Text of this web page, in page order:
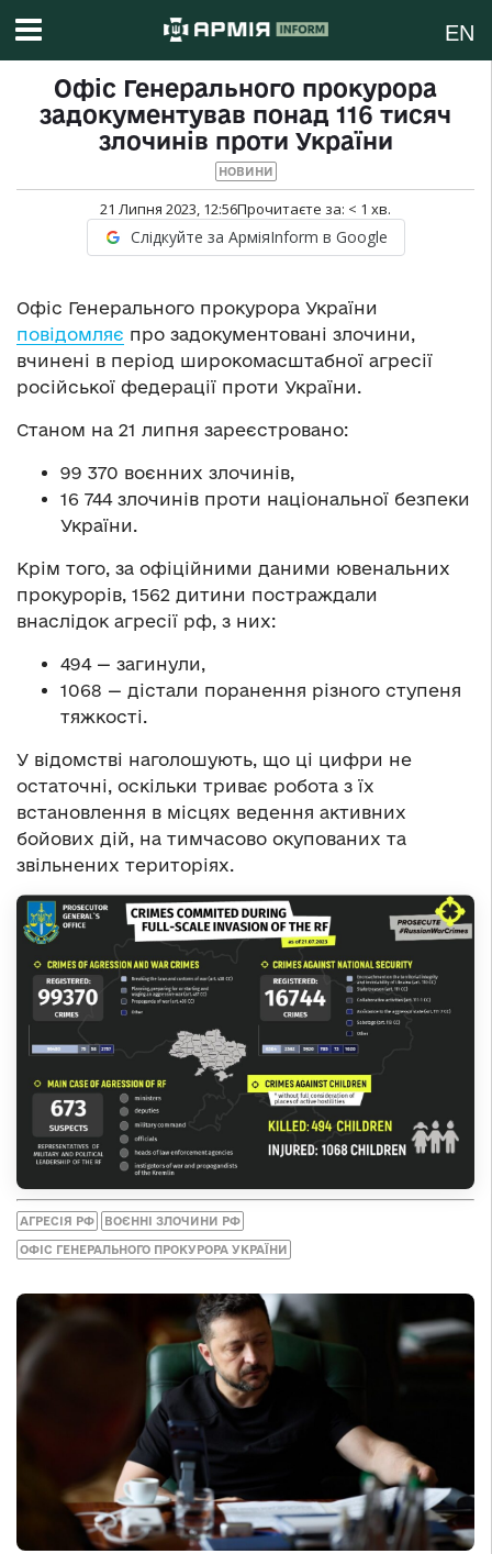
EN
Офіс Генерального прокурора
задокументував понад 116 тисяч
злочинів проти України
НОВИНИ
21 Липня 2023, 12:56Прочитаєте за: < 1 хв.
Слідкуйте за АрміяInform в Google
Офіс Генерального прокурора України
повідомляє про задокументовані злочини,
вчинені в період широкомасштабної агресії
російської федерації проти України.
Станом на 21 липня зареєстровано:
99 370 воєнних злочинів,
16 744 злочинів проти національної безпеки
України.
Крім того, за офіційними даними ювенальних
прокурорів, 1562 дитини постраждали
внаслідок агресії рф, з них:
494 — загинули,
1068 — дістали поранення різного ступеня
тяжкості.
У відомстві наголошують, що ці цифри не
остаточні, оскільки триває робота з їх
встановлення в місцях ведення активних
бойових дій, на тимчасово окупованих та
звільнених територіях.
АГРЕСІЯ РФ ВОЄННІ ЗЛОЧИНИ РФ
ОФІС ГЕНЕРАЛЬНОГО ПРОКУРОРА УКРАЇНИ